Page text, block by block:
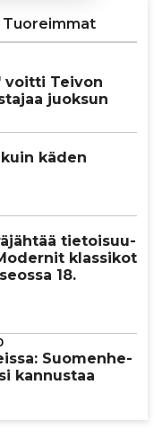
Tuoreimmat
voitti Teivon
juoksun
käden
tie­toi­suu­
klassikot
18.
Suo­men­he­
kannustaa